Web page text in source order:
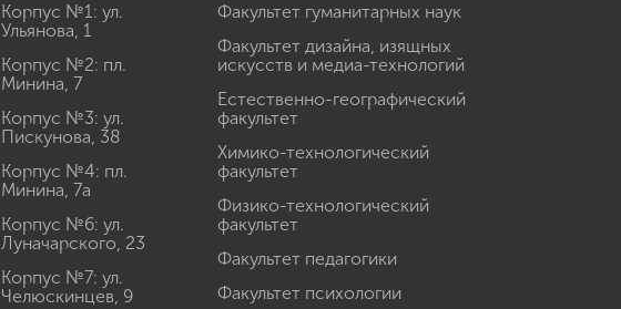
Корпус №1: ул.
Ульянова, 1
Корпус №2: пл.
Минина, 7
Корпус №3: ул.
Пискунова, 38
Корпус №4: пл.
Минина, 7а
Корпус №6: ул.
Луначарского, 23
Корпус №7: ул.
Челюскинцев, 9
Факультет гуманитарных наук
Факультет дизайна, изящных
искусств и медиа-технологий
Естественно-географический
факультет
Химико-технологический
факультет
Физико-технологический
факультет
Факультет педагогики
Факультет психологии